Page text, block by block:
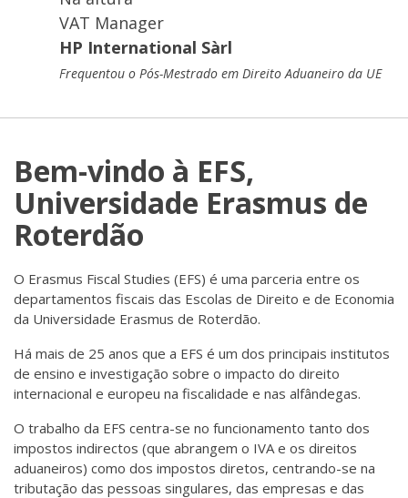
VAT Manager
HP International Sàrl
Frequentou o Pós-Mestrado em Direito Aduaneiro da UE
Bem-vindo à EFS,
Universidade Erasmus de
Roterdão
O Erasmus Fiscal Studies (EFS) é uma parceria entre os
departamentos fiscais das Escolas de Direito e de Economia
da Universidade Erasmus de Roterdão.
Há mais de 25 anos que a EFS é um dos principais institutos
de ensino e investigação sobre o impacto do direito
internacional e europeu na fiscalidade e nas alfândegas.
O trabalho da EFS centra-se no funcionamento tanto dos
impostos indirectos (que abrangem o IVA e os direitos
aduaneiros) como dos impostos diretos, centrando-se na
tributação das pessoas singulares, das empresas e das